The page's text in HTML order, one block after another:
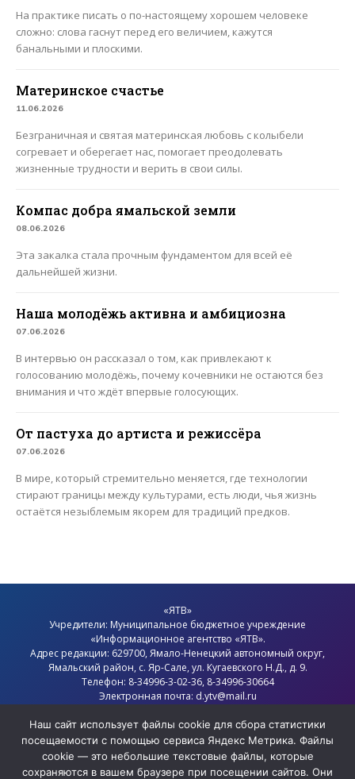
На практике писать о по-настоящему хорошем человеке
сложно: слова гаснут перед его величием, кажутся
банальными и плоскими.
Материнское счастье
11.06.2026
Безграничная и святая материнская любовь с колыбели
согревает и оберегает нас, помогает преодолевать
жизненные трудности и верить в свои силы.
Компас добра ямальской земли
08.06.2026
Эта закалка стала прочным фундаментом для всей её
дальнейшей жизни.
Наша молодёжь активна и амбициозна
07.06.2026
В интервью он рассказал о том, как привлекают к
голосованию молодёжь, почему кочевники не остаются без
внимания и что ждёт впервые голосующих.
От пастуха до артиста и режиссёра
07.06.2026
В мире, который стремительно меняется, где технологии
стирают границы между культурами, есть люди, чья жизнь
остаётся незыблемым якорем для традиций предков.
«ЯТВ»
Учредители: Муниципальное бюджетное учреждение
«Информационное агентство «ЯТВ».
Адрес редакции: 629700, Ямало-Ненецкий автономный округ,
Ямальский район, с. Яр-Сале, ул. Кугаевского Н.Д., д. 9.
Телефон: 8-34996-3-02-36, 8-34996-30664
Электронная почта: d.ytv@mail.ru
Политика конфиденциальности
Наш сайт использует файлы cookie для сбора статистики
посещаемости с помощью сервиса Яндекс Метрика. Файлы
cookie — это небольшие текстовые файлы, которые
сохраняются в вашем браузере при посещении сайтов. Они